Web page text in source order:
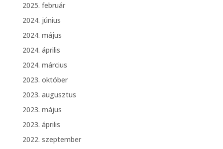
2025. február
2024. június
2024. május
2024. április
2024. március
2023. október
2023. augusztus
2023. május
2023. április
2022. szeptember